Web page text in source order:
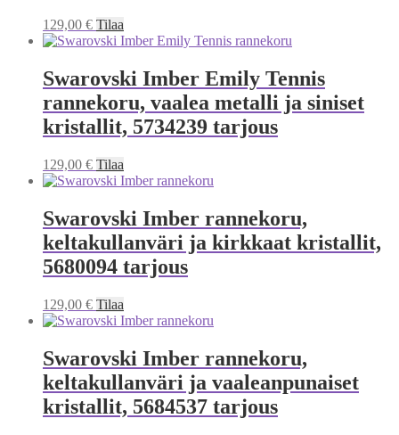
129,00 € Tilaa
Swarovski Imber Emily Tennis
rannekoru, vaalea metalli ja siniset
kristallit, 5734239 tarjous
129,00 € Tilaa
Swarovski Imber rannekoru,
keltakullanväri ja kirkkaat kristallit,
5680094 tarjous
129,00 € Tilaa
Swarovski Imber rannekoru,
keltakullanväri ja vaaleanpunaiset
kristallit, 5684537 tarjous